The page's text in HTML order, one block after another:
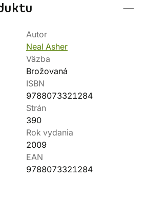
Autor
Neal Asher
Väzba
Brožovaná
ISBN
9788073321284
Strán
390
Rok vydania
2009
EAN
9788073321284